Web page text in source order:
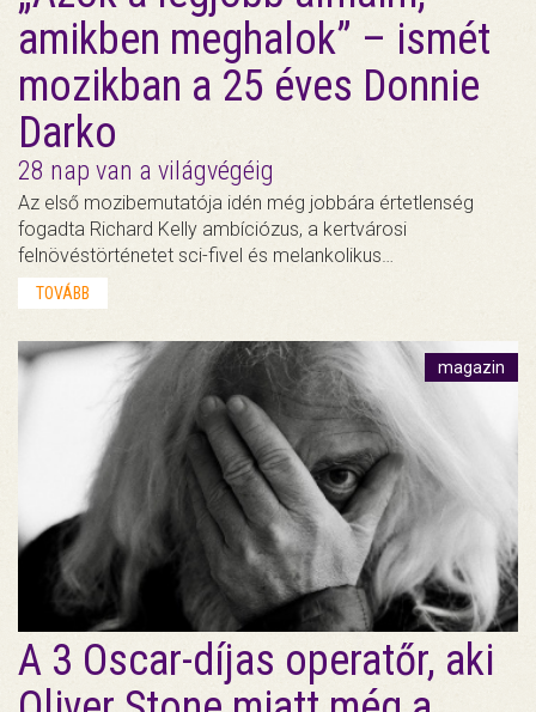
amikben meghalok” – ismét
mozikban a 25 éves Donnie
Darko
28 nap van a világvégéig
Az első mozibemutatója idén még jobbára értetlenség
fogadta Richard Kelly ambíciózus, a kertvárosi
felnövéstörténetet sci-fivel és melankolikus…
TOVÁBB
magazin
A 3 Oscar-díjas operatőr, aki